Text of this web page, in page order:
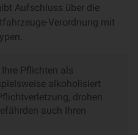
Aufschluss über die
Verordnung mit
Pflichten als
alkoholisiert
drohen
auch Ihren